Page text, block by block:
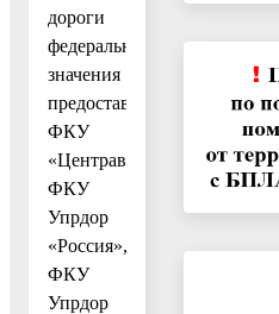
дороги
федерального
значения
предоставляется
ФКУ
«Центравтомагистраль»,
ФКУ
Упрдор
«Россия»,
ФКУ
Упрдор